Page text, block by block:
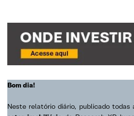
Bom dia!
Neste relatório diário, publicado todas